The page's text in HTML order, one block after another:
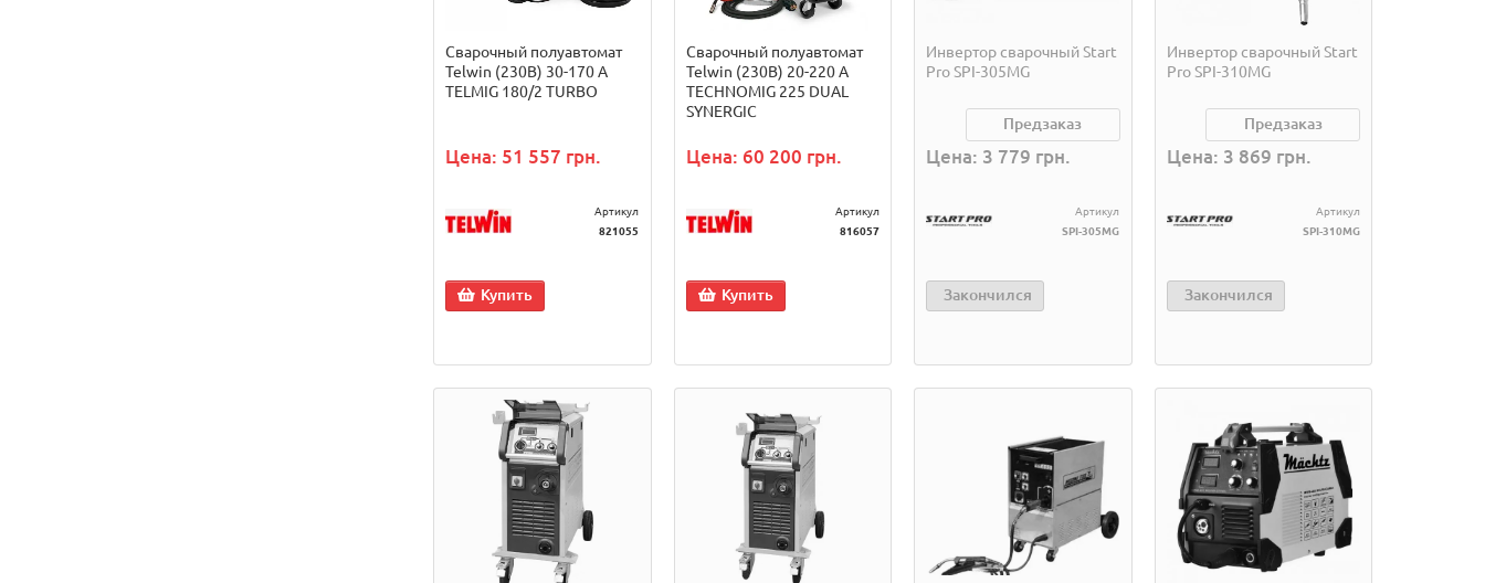
Сварочный полуавтомат
Telwin (230В) 30-170 А
TELMIG 180/2 TURBO
Цена: 51 557 грн.
Артикул
821055
Купить
Сварочный полуавтомат
Telwin (230В) 20-220 A
TECHNOMIG 225 DUAL
SYNERGIC
Цена: 60 200 грн.
Артикул
816057
Купить
Инвертор сварочный Start
Pro SPI-305MG
Предзаказ
Цена: 3 779 грн.
Артикул
SPI-305MG
Закончился
Инвертор сварочный Start
Pro SPI-310MG
Предзаказ
Цена: 3 869 грн.
Артикул
SPI-310MG
Закончился